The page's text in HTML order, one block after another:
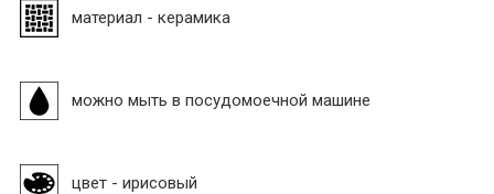
материал - керамика
можно мыть в посудомоечной машине
цвет - ирисовый